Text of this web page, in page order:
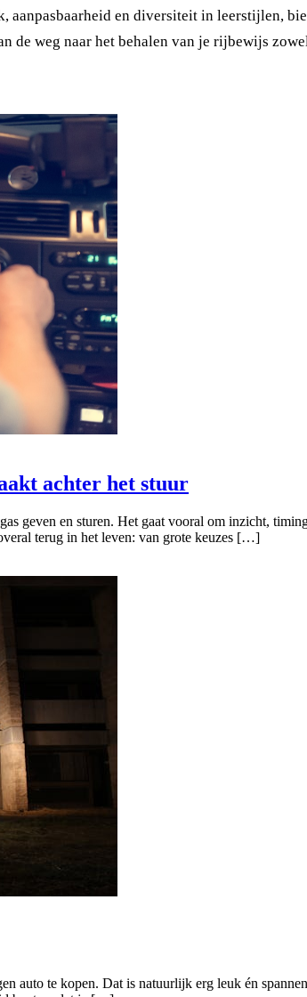
en diversiteit in leerstijlen,
de weg naar het behalen van je rijbewijs
achter het stuur
geven en sturen. Het gaat vooral om inzicht,
terug in het leven: van grote keuzes […]
auto te kopen. Dat is natuurlijk erg leuk én